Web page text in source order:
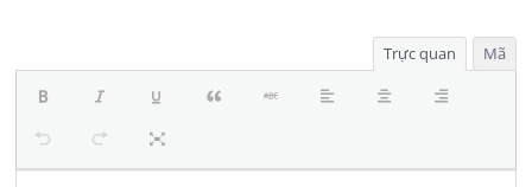
Trực quan Mã